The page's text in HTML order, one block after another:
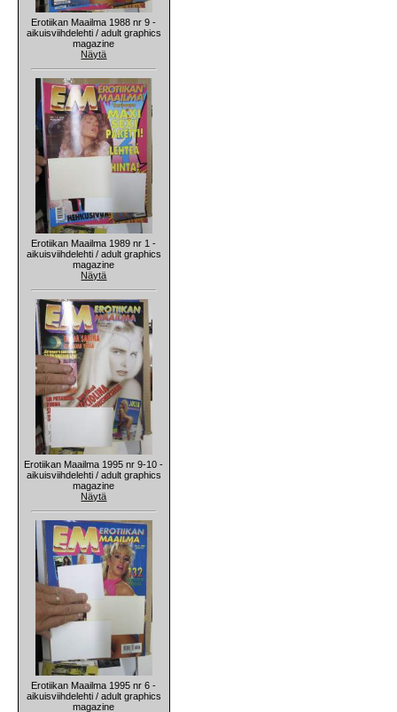
Erotiikan Maailma 1988 nr 9 -
aikuisviihdelehti / adult graphics
magazine
Näytä
Erotiikan Maailma 1989 nr 1 -
aikuisviihdelehti / adult graphics
magazine
Näytä
Erotiikan Maailma 1995 nr 9-10 -
aikuisviihdelehti / adult graphics
magazine
Näytä
Erotiikan Maailma 1995 nr 6 -
aikuisviihdelehti / adult graphics
magazine